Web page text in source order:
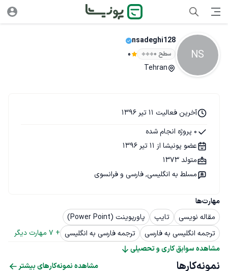
NS
nsadeghi128
سطح ۰ 0
Tehran
مهارت‌ها
مقاله نویسی
تایپ
پاورپوینت (Power Point)
ترجمه انگلیسی به فارسی
ترجمه فارسی به انگلیسی +
7 مهارت دیگر
مشاهده سوابق کاری و تحصیلی
آخرین فعالیت 11 تیر 1396
0 پروژه انجام شده
عضو پونیشا از 11 تیر 1396
متولد 1373
مسلط به انگلیسی, فارسی و فرانسوی
نمونه‌کارها مشاهده نمونه‌کارهای بیشتر